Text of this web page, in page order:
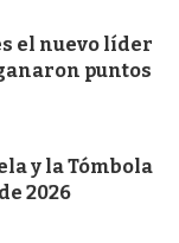
el nuevo líder
puntos
y la Tómbola
2026